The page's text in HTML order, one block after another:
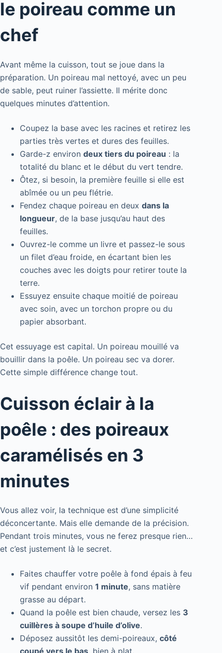
le poireau comme un
chef
Avant même la cuisson, tout se joue dans la
préparation. Un poireau mal nettoyé, avec un peu
de sable, peut ruiner l’assiette. Il mérite donc
quelques minutes d’attention.
Coupez la base avec les racines et retirez les
parties très vertes et dures des feuilles.
Garde-z environ deux tiers du poireau : la
totalité du blanc et le début du vert tendre.
Ôtez, si besoin, la première feuille si elle est
abîmée ou un peu flétrie.
Fendez chaque poireau en deux dans la
longueur, de la base jusqu’au haut des
feuilles.
Ouvrez-le comme un livre et passez-le sous
un filet d’eau froide, en écartant bien les
couches avec les doigts pour retirer toute la
terre.
Essuyez ensuite chaque moitié de poireau
avec soin, avec un torchon propre ou du
papier absorbant.
Cet essuyage est capital. Un poireau mouillé va
bouillir dans la poêle. Un poireau sec va dorer.
Cette simple différence change tout.
Cuisson éclair à la
poêle : des poireaux
caramélisés en 3
minutes
Vous allez voir, la technique est d’une simplicité
déconcertante. Mais elle demande de la précision.
Pendant trois minutes, vous ne ferez presque rien…
et c’est justement là le secret.
Faites chauffer votre poêle à fond épais à feu
vif pendant environ 1 minute, sans matière
grasse au départ.
Quand la poêle est bien chaude, versez les 3
cuillères à soupe d’huile d’olive.
Déposez aussitôt les demi-poireaux, côté